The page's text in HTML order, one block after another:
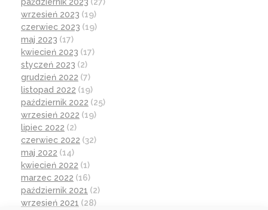
wrzesień 2023 (19)
czerwiec 2023 (19)
maj 2023 (17)
kwiecień 2023 (17)
styczeń 2023 (2)
grudzień 2022 (7)
listopad 2022 (19)
październik 2022 (25)
wrzesień 2022 (19)
lipiec 2022 (2)
czerwiec 2022 (32)
maj 2022 (14)
kwiecień 2022 (1)
marzec 2022 (16)
październik 2021 (2)
wrzesień 2021 (28)